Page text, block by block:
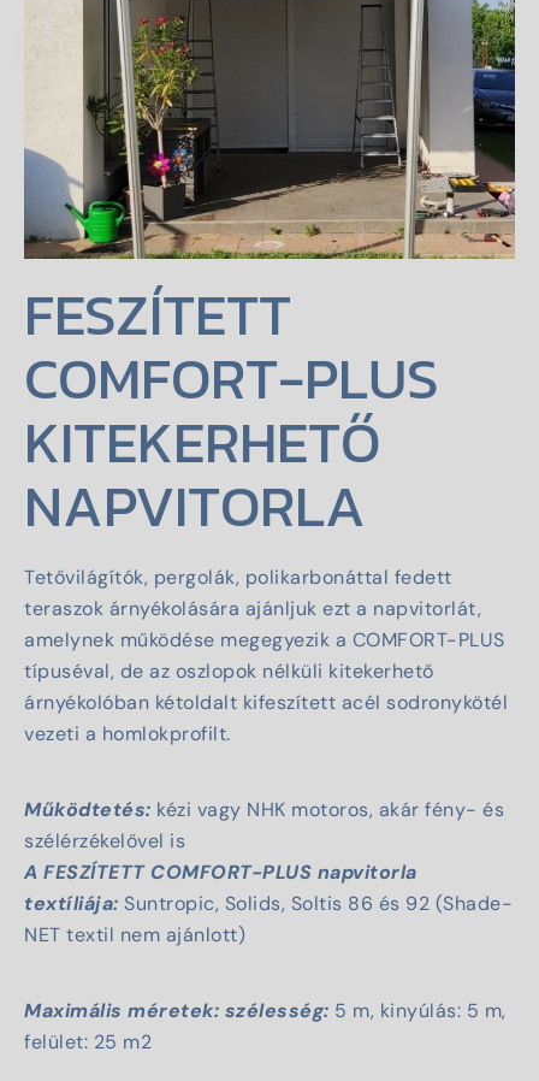
FESZÍTETT
COMFORT-PLUS
KITEKERHETŐ
NAPVITORLA
Tetővilágítók, pergolák, polikarbonáttal fedett
teraszok árnyékolására ajánljuk ezt a napvitorlát,
amelynek működése megegyezik a COMFORT-PLUS
típuséval, de az oszlopok nélküli kitekerhető
árnyékolóban kétoldalt kifeszített acél sodronykötél
vezeti a homlokprofilt.
Működtetés: kézi vagy NHK motoros, akár fény- és
szélérzékelővel is
A FESZÍTETT COMFORT-PLUS napvitorla
textíliája: Suntropic, Solids, Soltis 86 és 92 (Shade-
NET textil nem ajánlott)
Maximális méretek: szélesség: 5 m, kinyúlás: 5 m,
felület: 25 m2